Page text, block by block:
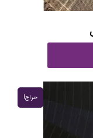
حراج!